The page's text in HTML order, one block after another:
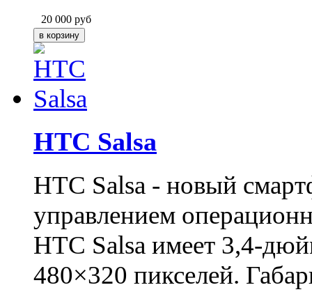
20 000 руб
HTC Salsa
HTC Salsa - новый
управлением
HTC Salsa имеет 3,4-
480×320 пикселей.